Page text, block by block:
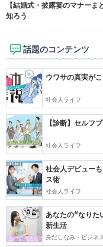
【結婚式・披露宴のマナー
知ろう
話題のコンテンツ
ウワサの真実が
社会人ライフ
【診断】セルフ
社会人ライフ
社会人デビュー
ス術
社会人ライフ
あなたの“なりた
新生活
身だしなみ・ビジネ